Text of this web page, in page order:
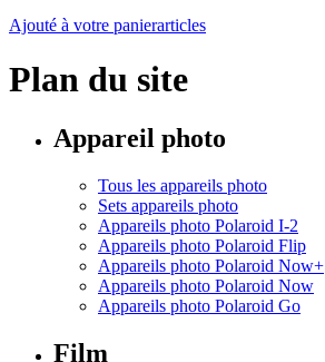
Ajouté à votre panierarticles
Plan du site
Appareil photo
Tous les appareils photo
Sets appareils photo
Appareils photo Polaroid I-2
Appareils photo Polaroid Flip
Appareils photo Polaroid Now+
Appareils photo Polaroid Now
Appareils photo Polaroid Go
Film